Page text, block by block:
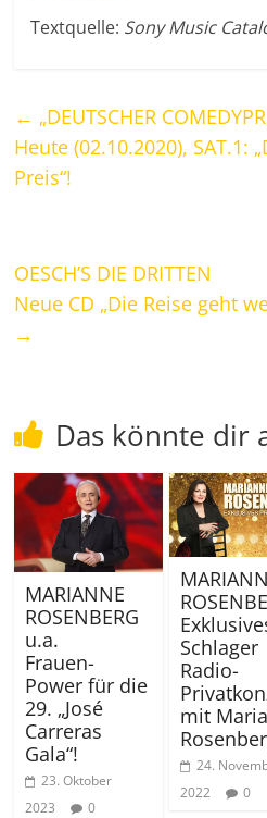
Textquelle: Sony Music
← „DEUTSCHER
Heute (02.10.2020), SAT.1:
Preis“!
OESCH’S DIE DRITTEN
Neue CD „Die Reise geht
→
Das könnte dir
MARIANNE
ROSENBERG
u.a.
Frauen-
Power für die
29. „José
Carreras
Gala“!
23. Oktober
2023
0
Schlager
Radio-
mit
24.
2022
0